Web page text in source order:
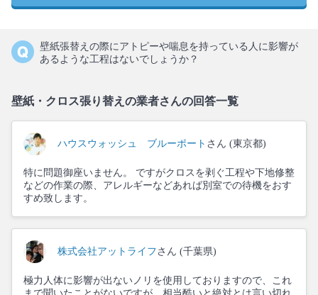
壁紙張替えの際にアトピーや喘息を持っている人に影響が
あるような工程はないでしょうか？
壁紙・クロス張り替えの業者さんの回答一覧
ハウスウォッシュ ブルーポート さん (東京都)
特に問題御座いません。 ですがクロスを剥ぐ工程や下地修整
などの作業の際、アレルギーなどあれば別室での待機をおす
すめ致します。
株式会社アットライフ さん (千葉県)
極力人体に影響が出ないノリを使用しておりますので、これ